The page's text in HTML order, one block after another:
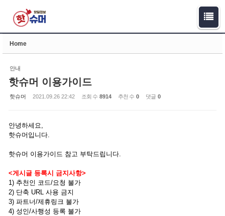
Home
안내
핫슈머 이용가이드
핫슈머 2021.09.26 22:42 조회 수 8914 추천 수 0 댓글 0
안녕하세요,
핫슈머입니다.
핫슈머 이용가이드 참고 부탁드립니다.
<게시글 등록시 금지사항>
1) 추천인 코드/요청 불가
2) 단축 URL 사용 금지
3) 파트너/제휴링크 불가
4) 성인/사행성 등록 불가